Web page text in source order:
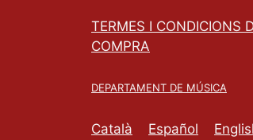
TERMES I CONDICIONS
COMPRA
DEPARTAMENT DE MÚSICA
Català Español